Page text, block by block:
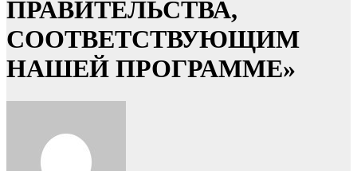
ПРАВИТЕЛЬСТВА,
СООТВЕТСТВУЮЩИМ
НАШЕЙ ПРОГРАММЕ»